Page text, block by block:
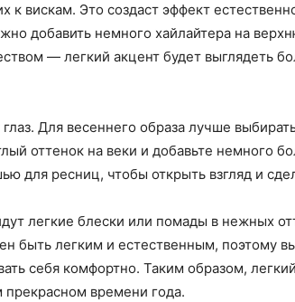
вискам. Это создаст эффект
добавить немного хайлайтера на
— легкий акцент будет выглядеть
Для весеннего образа лучше
оттенок на веки и добавьте немного
для ресниц, чтобы открыть взгляд и
легкие блески или помады в нежных
быть легким и естественным, поэтому
себя комфортно. Таким образом,
времени года.